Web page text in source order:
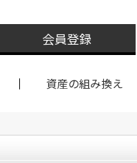
会員登録
資産の組み換え